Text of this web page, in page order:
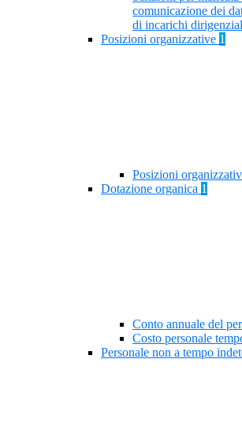
comunicazione dei
di incarichi
Posizioni organizzative 1
Posizioni
Dotazione organica 1
Conto annuale del
Costo personale
Personale non a tempo